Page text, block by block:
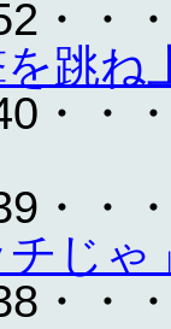
・・
跳ね
・・
・・
チじゃ
・・